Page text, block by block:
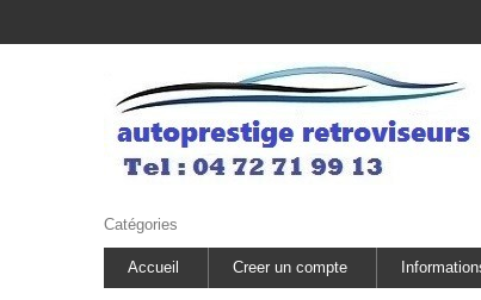
Catégories
Accueil Creer un compte